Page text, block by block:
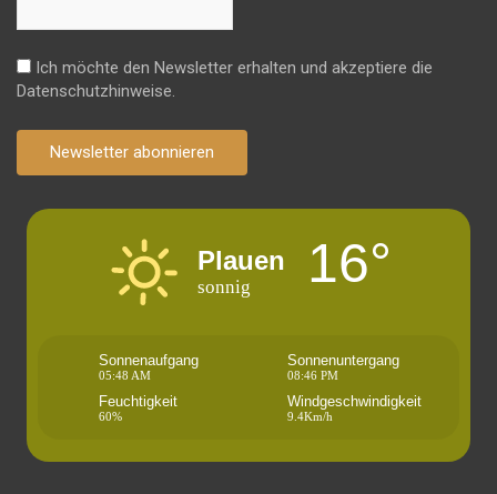
Ich möchte den Newsletter erhalten und akzeptiere die
Datenschutzhinweise.
Newsletter abonnieren
Plauen
sonnig 16°
Sonnenaufgang
05:48 AM
Sonnenuntergang
08:46 PM
Feuchtigkeit
60%
Windgeschwindigkeit
9.4Km/h